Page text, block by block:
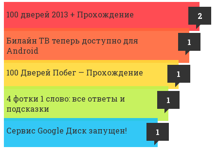
100 дверей 2013 + Прохождение
2
Билайн ТВ теперь доступно для
Android
1
100 Дверей Побег — Прохождение 1
4 фотки 1 слово: все ответы и
подсказки
1
Сервис Google Диск запущен! 1